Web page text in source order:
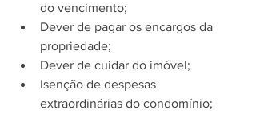
do vencimento;
Dever de pagar os encargos da
propriedade;
Dever de cuidar do imóvel;
Isenção de despesas
extraordinárias do condomínio;